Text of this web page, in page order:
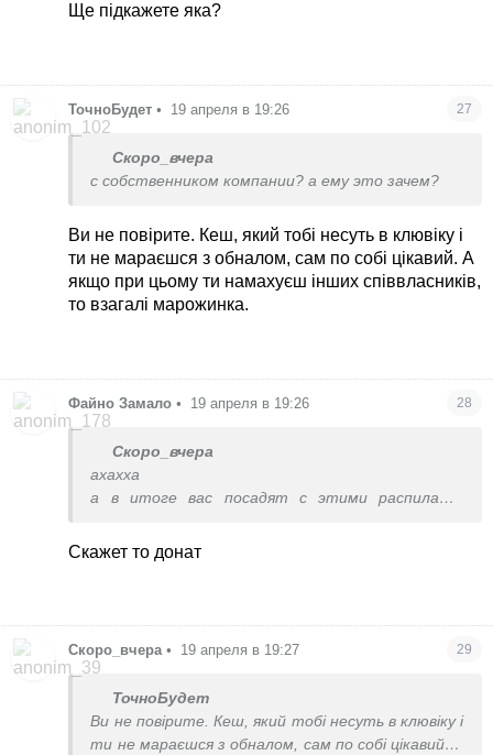
Ще підкажете яка?
ТочноБудет • 19 апреля в 19:26 27
Скоро_вчера
с собственником компании? а ему это зачем?
Ви не повірите. Кеш, який тобі несуть в клювіку і
ти не мараєшся з обналом, сам по собі цікавий. А
якщо при цьому ти намахуєш інших співвласників,
то взагалі марожинка.
Файно Замало • 19 апреля в 19:26 28
Скоро_вчера
ахахха
а в итоге вас посадят с этими распилами/
Скажет то донат
Скоро_вчера • 19 апреля в 19:27 29
ТочноБудет
Ви не повірите. Кеш, який тобі несуть в клювіку і
ти не мараєшся з обналом, сам по собі цікавий. А